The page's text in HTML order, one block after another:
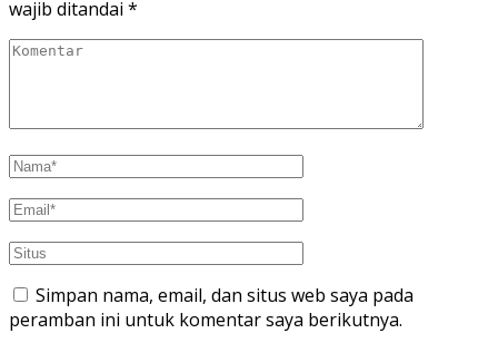
wajib ditandai *
Simpan nama, email, dan situs web saya pada
peramban ini untuk komentar saya berikutnya.